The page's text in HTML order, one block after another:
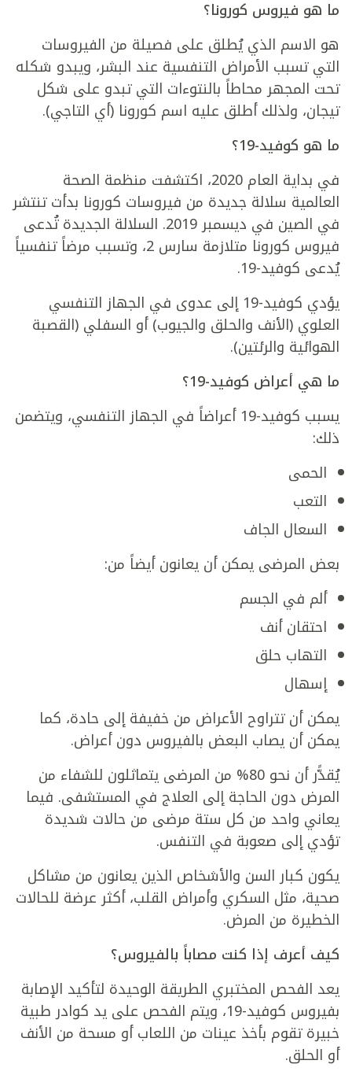
ما هو فيروس كورونا؟
هو الاسم الذي يُطلق على فصيلة من الفيروسات
التي تسبب الأمراض التنفسية عند البشر، ويبدو شكله
تحت المجهر محاطاً بالنتوءات التي تبدو على شكل
تيجان، ولذلك أطلق عليه اسم كورونا (أي التاجي).
ما هو كوفيد-19؟
في بداية العام 2020، اكتشفت منظمة الصحة
العالمية سلالة جديدة من فيروسات كورونا بدأت تنتشر
في الصين في ديسمبر 2019. السلالة الجديدة تُدعى
فيروس كورونا متلازمة سارس 2، وتسبب مرضاً تنفسياً
يُدعى كوفيد-19.
يؤدي كوفيد-19 إلى عدوى في الجهاز التنفسي
العلوي (الأنف والحلق والجيوب) أو السفلي (القصبة
الهوائية والرئتين).
ما هي أعراض كوفيد-19؟
يسبب كوفيد-19 أعراضاً في الجهاز التنفسي، ويتضمن
ذلك:
الحمى
التعب
السعال الجاف
بعض المرضى يمكن أن يعانون أيضاً من:
ألم في الجسم
احتقان أنف
التهاب حلق
إسهال
يمكن أن تتراوح الأعراض من خفيفة إلى حادة، كما
يمكن أن يصاب البعض بالفيروس دون أعراض.
يُقدًّر أن نحو 80% من المرضى يتماثلون للشفاء من
المرض دون الحاجة إلى العلاج في المستشفى. فيما
يعاني واحد من كل ستة مرضى من حالات شديدة
تؤدي إلى صعوبة في التنفس.
يكون كبار السن والأشخاص الذين يعانون من مشاكل
صحية، مثل السكري وأمراض القلب، أكثر عرضة للحالات
الخطيرة من المرض.
كيف أعرف إذا كنت مصاباً بالفيروس؟
يعد الفحص المختبري الطريقة الوحيدة لتأكيد الإصابة
بفيروس كوفيد-19، ويتم الفحص على يد كوادر طبية
خبيرة تقوم بأخذ عينات من اللعاب أو مسحة من الأنف
أو الحلق.